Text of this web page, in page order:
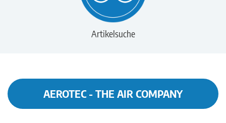
Artikelsuche
AEROTEC - THE AIR COMPANY